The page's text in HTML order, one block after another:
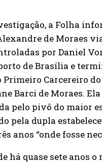
a Folha
de Moraes
por Daniel
de Brasília e
Primeiro Carcereiro
Barci de Moraes.
pelo pivô do maior
pela dupla
anos “onde fosse
há quase sete anos